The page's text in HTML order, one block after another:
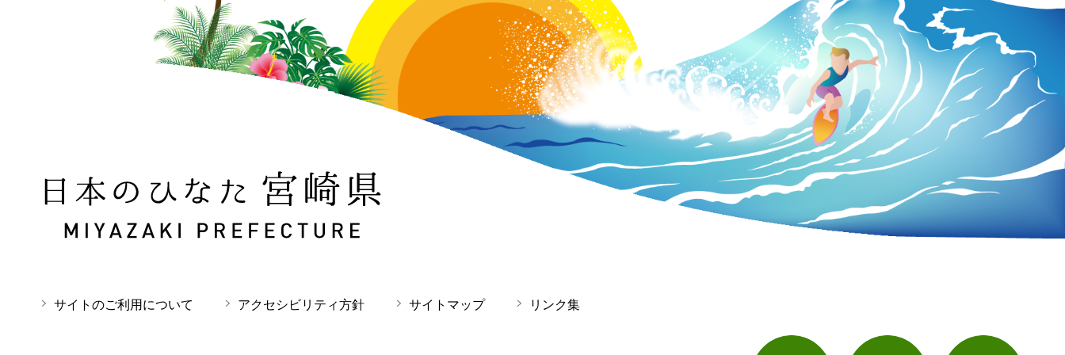
日本のひなた 宮崎県 MIYAZAKI PREFECTURE
サイトのご利用について アクセシビリティ方針 サイトマップ リンク集